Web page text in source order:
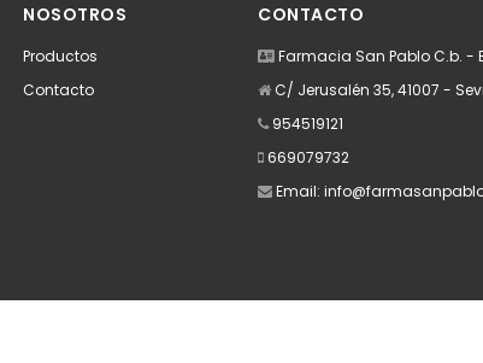
NOSOTROS
Productos
Contacto
CONTACTO
Farmacia San Pablo C.b. -
C/ Jerusalén 35, 41007 -
954519121
669079732
Email: